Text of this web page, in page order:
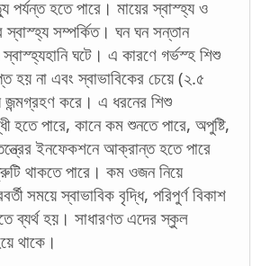
হতে পারে। মায়ের স্বাস্হ্য ও
স্বাস্হ্য সম্পর্কিত। ঘন ঘন সন্তান
স্বাস্হ্যহানি ঘটে। এ কারণে গর্ভস্হ শিশু
হয় না এবং স্বাভাবিকের চেয়ে (২.৫
করে। এ ধরনের শিশু
হতে পারে, কানে কম শুনতে পারে, অপুষ্টি,
ইনফেকশনে আক্রান্ত হতে পারে
থাকতে পারে। কম ওজন নিয়ে
সময়ে স্বাভাবিক বৃদ্ধি, পরিপুর্ণ বিকাশ
ব্যর্থ হয়। সাধারণত এদের স্কুল
থাকে।